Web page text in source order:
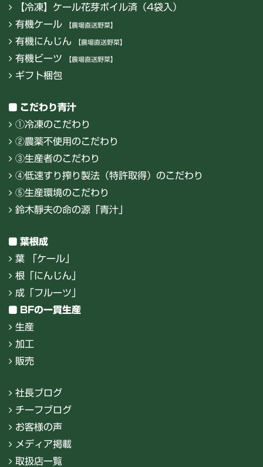
【冷凍】ケール花芽ボイル済（4袋入）
有機ケール
【農場直送野菜】
有機にんじん 【農場直送野菜】
有機ビーツ 【農場直送野菜】
ギフト梱包
こだわり青汁
①冷凍のこだわり
②農薬不使用のこだわり
③生産者のこだわり
④低速すり搾り製法（特許取得）のこだわり
⑤生産環境のこだわり
鈴木靜夫の命の源「青汁」
葉根成
葉 「ケール」
根「にんじん」
成「フルーツ」
BFの一貫生産
生産
加工
販売
社長ブログ
チーフブログ
お客様の声
メディア掲載
取扱店一覧